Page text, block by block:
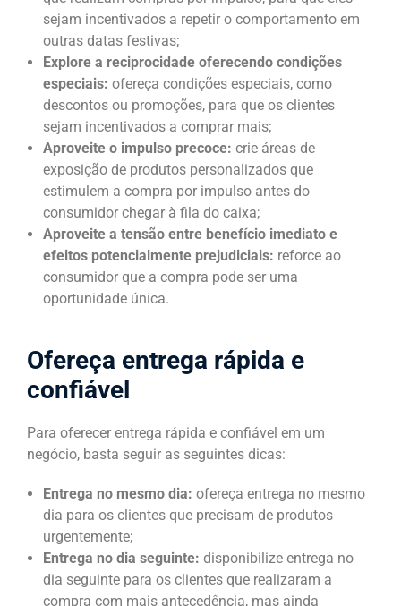
sejam incentivados a repetir o comportamento em
outras datas festivas;
Explore a reciprocidade oferecendo condições
especiais: ofereça condições especiais, como
descontos ou promoções, para que os clientes
sejam incentivados a comprar mais;
Aproveite o impulso precoce: crie áreas de
exposição de produtos personalizados que
estimulem a compra por impulso antes do
consumidor chegar à fila do caixa;
Aproveite a tensão entre benefício imediato e
efeitos potencialmente prejudiciais: reforce ao
consumidor que a compra pode ser uma
oportunidade única.
Ofereça entrega rápida e
confiável
Para oferecer entrega rápida e confiável em um
negócio, basta seguir as seguintes dicas:
Entrega no mesmo dia: ofereça entrega no mesmo
dia para os clientes que precisam de produtos
urgentemente;
Entrega no dia seguinte: disponibilize entrega no
dia seguinte para os clientes que realizaram a
compra com mais antecedência, mas ainda